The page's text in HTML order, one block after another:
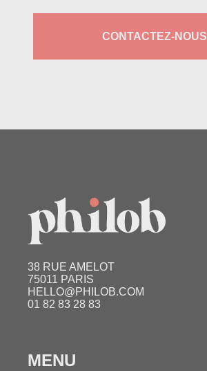
CONTACTEZ-NOUS
38 RUE AMELOT
75011 PARIS
HELLO@PHILOB.COM
01 82 83 28 83
MENU